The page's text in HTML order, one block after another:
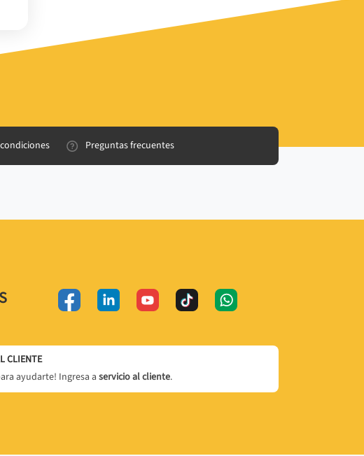
Preguntas frecuentes
CLIENTE
ayudarte! Ingresa a servicio al cliente.